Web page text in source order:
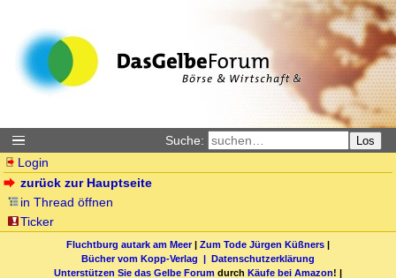
Suche: Los
Login
zurück zur Hauptseite
in Thread öffnen
Ticker
Fluchtburg autark am Meer| Zum Tode Jürgen Küßners |
Bücher vom Kopp-Verlag | Datenschutzerklärung
Unterstützen Sie das Gelbe Forum durch Käufe bei Amazon! |